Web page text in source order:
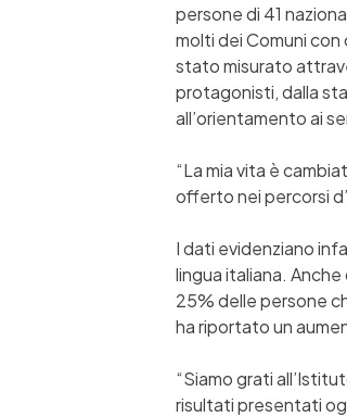
persone di 41
molti dei Comuni con
stato misurato
protagonisti, dalla
all’orientamento ai
“La mia vita è
offerto nei percorsi
I dati evidenziano
lingua italiana.
25% delle persone
ha riportato un
“Siamo grati
risultati presentati